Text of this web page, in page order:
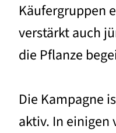
Käufergruppen
verstärkt auch
die Pflanze
Die Kampagne
aktiv. In einigen